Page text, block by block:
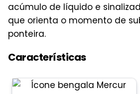
acúmulo de líquido e
que orienta o momento de
ponteira.
Características